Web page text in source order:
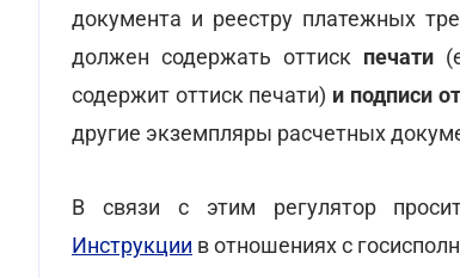
документа и реестру платежных
должен содержать оттиск печати
содержит оттиск печати) и подписи
другие экземпляры расчетных
В связи с этим регулятор
Инструкции в отношениях с